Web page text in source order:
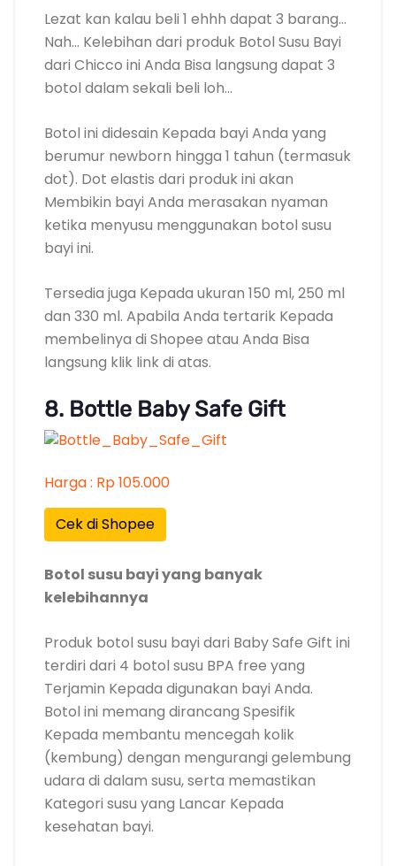
Lezat kan kalau beli 1 ehhh dapat 3 barang…
Nah… Kelebihan dari produk Botol Susu Bayi
dari Chicco ini Anda Bisa langsung dapat 3
botol dalam sekali beli loh…
Botol ini didesain Kepada bayi Anda yang
berumur newborn hingga 1 tahun (termasuk
dot). Dot elastis dari produk ini akan
Membikin bayi Anda merasakan nyaman
ketika menyusu menggunakan botol susu
bayi ini.
Tersedia juga Kepada ukuran 150 ml, 250 ml
dan 330 ml. Apabila Anda tertarik Kepada
membelinya di Shopee atau Anda Bisa
langsung klik link di atas.
8. Bottle Baby Safe Gift
Harga : Rp 105.000
Cek di Shopee
Botol susu bayi yang banyak
kelebihannya
Produk botol susu bayi dari Baby Safe Gift ini
terdiri dari 4 botol susu BPA free yang
Terjamin Kepada digunakan bayi Anda.
Botol ini memang dirancang Spesifik
Kepada membantu mencegah kolik
(kembung) dengan mengurangi gelembung
udara di dalam susu, serta memastikan
Kategori susu yang Lancar Kepada
kesehatan bayi.